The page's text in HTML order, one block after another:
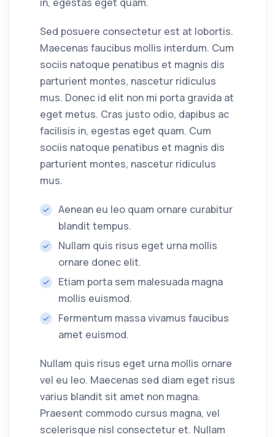
Sed posuere consectetur est at lobortis.
Maecenas faucibus mollis interdum. Cum
sociis natoque penatibus et magnis dis
parturient montes, nascetur ridiculus
mus. Donec id elit non mi porta gravida at
eget metus. Cras justo odio, dapibus ac
facilisis in, egestas eget quam. Cum
sociis natoque penatibus et magnis dis
parturient montes, nascetur ridiculus
mus.
Aenean eu leo quam ornare curabitur
blandit tempus.
Nullam quis risus eget urna mollis
ornare donec elit.
Etiam porta sem malesuada magna
mollis euismod.
Fermentum massa vivamus faucibus
amet euismod.
Nullam quis risus eget urna mollis ornare
vel eu leo. Maecenas sed diam eget risus
varius blandit sit amet non magna.
Praesent commodo cursus magna, vel
scelerisque nisl consectetur et. Nullam